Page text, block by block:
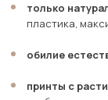
только
пластика,
обилие
принты с